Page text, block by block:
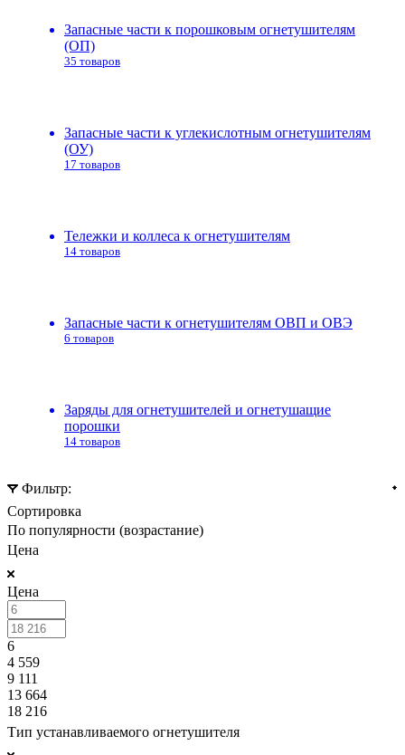
Запасные части к порошковым огнетушителям
(ОП)
35 товаров
Запасные части к углекислотным огнетушителям
(ОУ)
17 товаров
Тележки и коллеса к огнетушителям
14 товаров
Запасные части к огнетушителям ОВП и ОВЭ
6 товаров
Заряды для огнетушителей и огнетушащие
порошки
14 товаров
Фильтр:
Сортировка
По популярности (возрастание)
Цена
Цена
6
4 559
9 111
13 664
18 216
Тип устанавливаемого огнетушителя